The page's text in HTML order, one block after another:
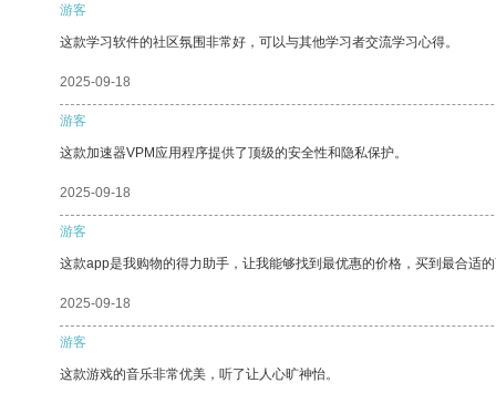
游客
这款学习软件的社区氛围非常好，可以与其他学习者交流学习心得。
2025-09-18
游客
这款加速器VPM应用程序提供了顶级的安全性和隐私保护。
2025-09-18
游客
这款app是我购物的得力助手，让我能够找到最优惠的价格，买到最合适
2025-09-18
游客
这款游戏的音乐非常优美，听了让人心旷神怡。